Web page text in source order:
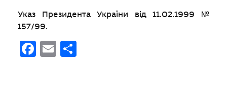
Указ Президента України від 11.02.1999 №
157/99.
Facebook
Email